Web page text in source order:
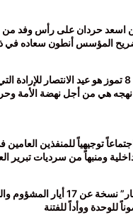
اسعد حردان على رأس وفد من
المؤسس أنطون سعاده في
حردان: عيد الفداء في 8 تموز هو عيد الانتصار
هي من أجل نهضة الأمة
توجيهياً للمنفذين العامين
ومنبهاً من سرديات تبرير
“القومي”: “اتفاق الاطار” نسخة عن
للوحدة ووأداً للفتنة